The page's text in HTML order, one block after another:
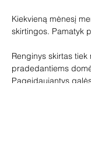
Kiekvieną mėnesį
skirtingos. Pamatyk
Renginys skirtas
pradedantiems
Pageidaujantys